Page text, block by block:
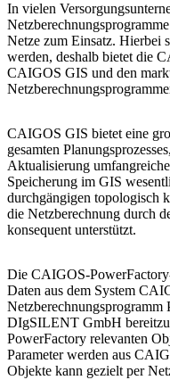
In vielen
Netze zum Einsatz. Hierbei
werden, deshalb bietet die
CAIGOS GIS und den
CAIGOS GIS bietet eine
gesamten
Aktualisierung
Speicherung im GIS
durchgängigen topologisch
die Netzberechnung durch
konsequent unterstützt.
Die CAIGOS-
Daten aus dem System
Netzberechnungsprogramm
DIgSILENT GmbH
PowerFactory relevanten
Parameter werden aus
Objekte kann gezielt per